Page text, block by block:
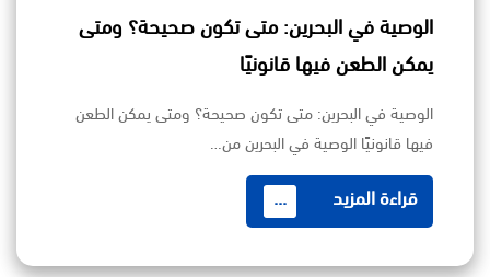
الوصية في البحرين: متى تكون صحيحة؟ ومتى
يمكن الطعن فيها قانونيًا
الوصية في البحرين: متى تكون صحيحة؟ ومتى يمكن الطعن
فيها قانونيًا الوصية في البحرين من…
قراءة المزيد ...